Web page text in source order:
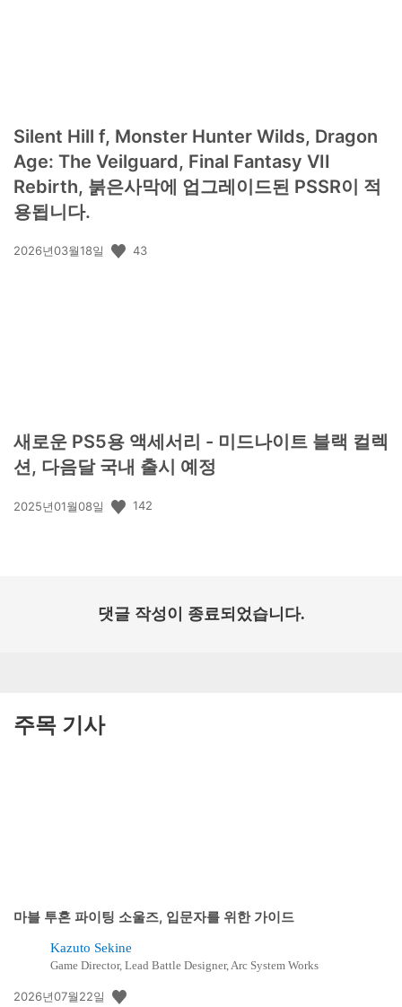
Silent Hill f, Monster Hunter Wilds, Dragon
Age: The Veilguard, Final Fantasy VII
Rebirth, 붉은사막에 업그레이드된 PSSR이 적
용됩니다.
공
2026년03월18일 43
새로운 PS5용 액세서리 - 미드나이트 블랙 컬렉
션, 다음달 국내 출시 예정
공
2025년01월08일 142
댓글 작성이 종료되었습니다.
주목 기사
마블 투혼 파이팅 소울즈, 입문자를 위한 가이드
Kazuto Sekine
Game Director, Lead Battle Designer, Arc System Works
공
2026년07월22일